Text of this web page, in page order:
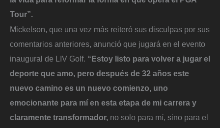
Tour”.
Mickelson, que una vez más reiteró sus disculpas por sus
comentarios anteriores, anunció que jugará en el evento
inaugural de LIV Golf. “Estoy listo para volver a jugar el
deporte que amo, pero después de 32 años este
nuevo camino es un nuevo comienzo, uno
emocionante para mí en esta etapa de mi carrera y
claramente transformador, no solo para mí, sino para el